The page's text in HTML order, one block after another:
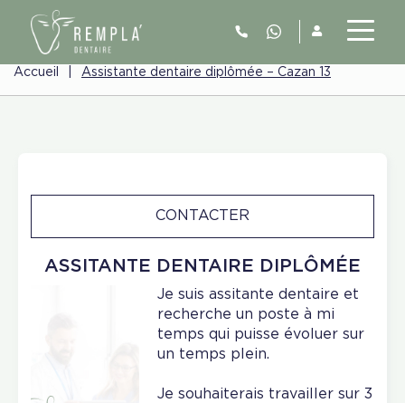
Accueil Assistante dentaire diplômée – Cazan 13
ASSITANTE DENTAIRE DIPLÔMÉE
CONTACTER
Je suis assitante dentaire et
recherche un poste à mi
temps qui puisse évoluer sur
un temps plein.
Je souhaiterais travailler sur 3